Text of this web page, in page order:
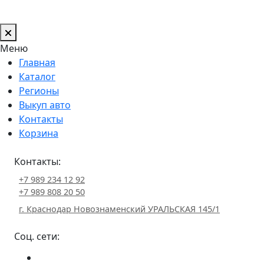
Меню
Главная
Каталог
Регионы
Выкуп авто
Контакты
Корзина
Контакты:
+7 989 234 12 92
+7 989 808 20 50
г. Краснодар Новознаменский УРАЛЬСКАЯ 145/1
Соц. сети: